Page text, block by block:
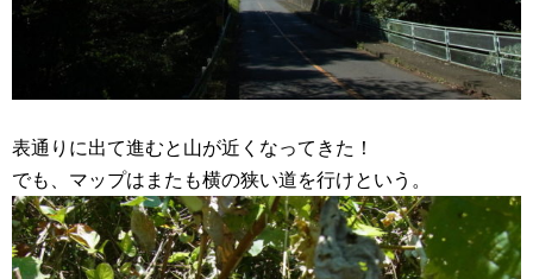
表通りに出て進むと山が近くなってきた！
でも、マップはまたも横の狭い道を行けという。